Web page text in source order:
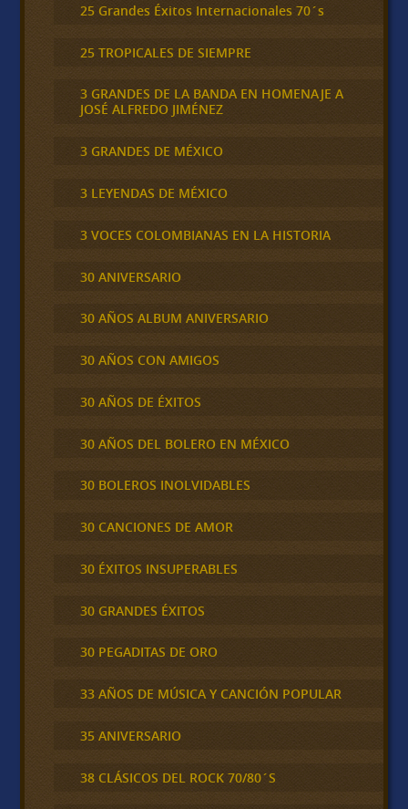
25 Grandes Éxitos Internacionales 70´s
25 TROPICALES DE SIEMPRE
3 GRANDES DE LA BANDA EN HOMENAJE A
JOSÉ ALFREDO JIMÉNEZ
3 GRANDES DE MÉXICO
3 LEYENDAS DE MÉXICO
3 VOCES COLOMBIANAS EN LA HISTORIA
30 ANIVERSARIO
30 AÑOS ALBUM ANIVERSARIO
30 AÑOS CON AMIGOS
30 AÑOS DE ÉXITOS
30 AÑOS DEL BOLERO EN MÉXICO
30 BOLEROS INOLVIDABLES
30 CANCIONES DE AMOR
30 ÉXITOS INSUPERABLES
30 GRANDES ÉXITOS
30 PEGADITAS DE ORO
33 AÑOS DE MÚSICA Y CANCIÓN POPULAR
35 ANIVERSARIO
38 CLÁSICOS DEL ROCK 70/80´S